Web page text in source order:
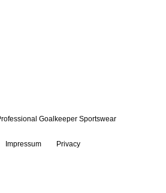
Goalkeeper Sportswear
Impressum Privacy